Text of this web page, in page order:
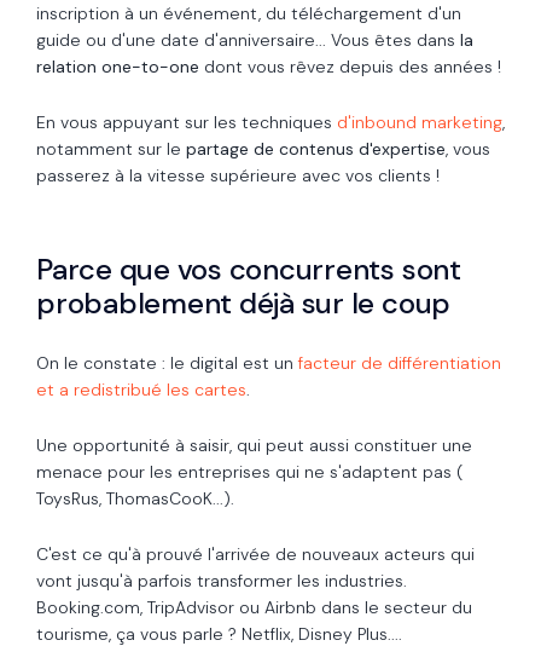
inscription à un événement, du téléchargement d'un
guide ou d'une date d'anniversaire... Vous êtes dans la
relation one-to-one dont vous rêvez depuis des années !
En vous appuyant sur les techniques d'inbound marketing,
notamment sur le partage de contenus d'expertise, vous
passerez à la vitesse supérieure avec vos clients !
Parce que vos concurrents sont
probablement déjà sur le coup
On le constate : le digital est unfacteur de différentiation
et a redistribué les cartes.
Une opportunité à saisir, qui peut aussi constituer une
menace pour les entreprises qui ne s'adaptent pas (
ToysRus, ThomasCooK...).
C'est ce qu'à prouvé l'arrivée de nouveaux acteurs qui
vont jusqu'à parfois transformer les industries.
Booking.com, TripAdvisor ou Airbnb dans le secteur du
tourisme, ça vous parle ? Netflix, Disney Plus....